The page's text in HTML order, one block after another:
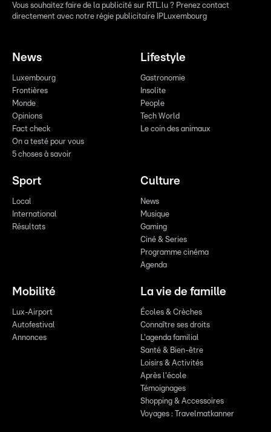
Vous souhaitez faire de la publicité sur RTL.lu ? Prenez contact
directement avec notre régie publicitaire IPLuxembourg
News
Luxembourg
Frontières
Monde
Opinions
Fact check
On a testé pour vous
5 choses à savoir
Lifestyle
Gastronomie
Insolite
People
Tech World
Le coin des animaux
Sport
Local
International
Résultats
Culture
News
Musique
Gaming
Ciné & Series
Programme cinéma
Agenda
Mobilité
Lux-Airport
Autofestival
Annonces
La vie de famille
Écoles & Crèches
Connaître ses droits
L'agenda familial
Santé & Bien-être
Loisirs & Activités
Après l'école
Témoignages
Shopping & Accessoires
Voyages : Travelmatkanner